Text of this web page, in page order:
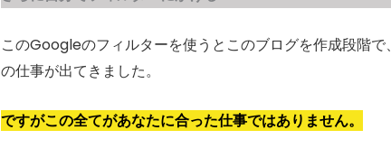
このGoogleのフィルターを使うとこのブログを作成段階で
の仕事が出てきました。
ですがこの全てがあなたに合った仕事ではありません。